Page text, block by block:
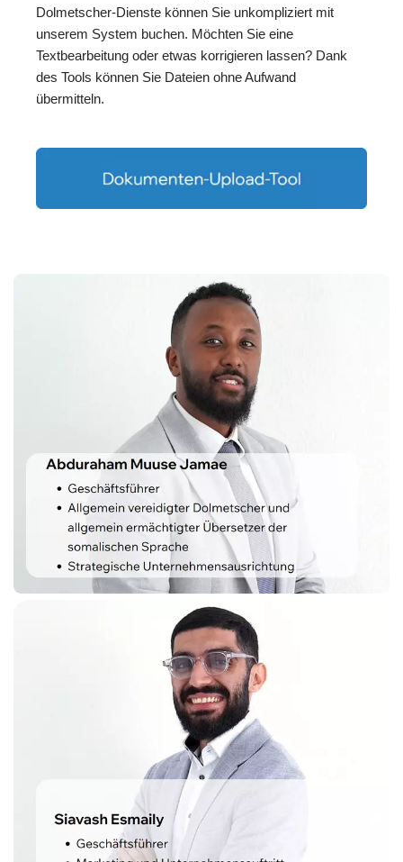
Dolmetscher-Dienste können Sie unkompliziert mit
unserem System buchen. Möchten Sie eine
Textbearbeitung oder etwas korrigieren lassen? Dank
des Tools können Sie Dateien ohne Aufwand
übermitteln.